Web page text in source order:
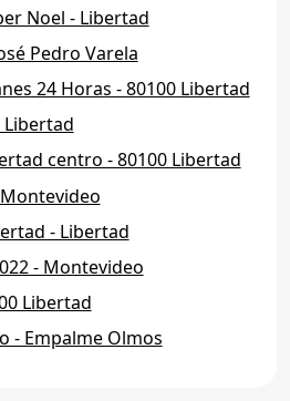
Noel - Libertad
Pedro Varela
24 Horas - 80100 Libertad
Libertad
centro - 80100 Libertad
- Libertad
- Montevideo
Libertad
- Empalme Olmos